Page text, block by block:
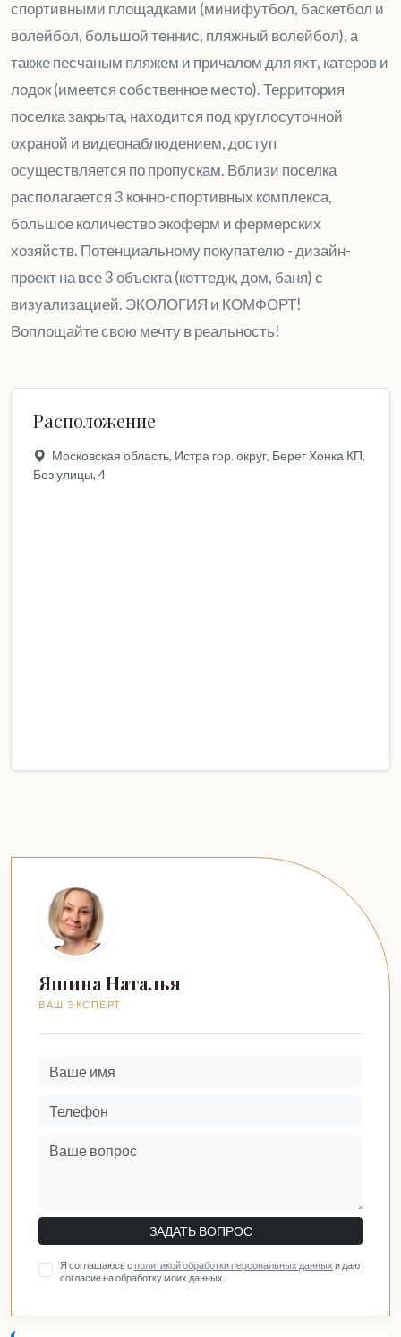
спортивными площадками (минифутбол, баскетбол и
волейбол, большой теннис, пляжный волейбол), а
также песчаным пляжем и причалом для яхт, катеров и
лодок (имеется собственное место). Территория
поселка закрыта, находится под круглосуточной
охраной и видеонаблюдением, доступ
осуществляется по пропускам. Вблизи поселка
располагается 3 конно-спортивных комплекса,
большое количество экоферм и фермерских
хозяйств. Потенциальному покупателю - дизайн-
проект на все 3 объекта (коттедж, дом, баня) с
визуализацией. ЭКОЛОГИЯ и КОМФОРТ!
Воплощайте свою мечту в реальность!
Расположение
Московская область, Истра гор. округ, Берег Хонка КП,
Без улицы, 4
Яшина Наталья
ВАШ ЭКСПЕРТ
ЗАДАТЬ ВОПРОС
Я соглашаюсь с политикой обработки персональных данных и даю
согласие на обработку моих данных.